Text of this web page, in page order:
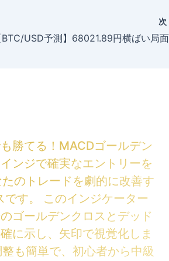
次
も勝てる！MACDゴールデン
ンジで確実なエントリーを
のトレードを劇的に改善す
です。 このインジケーター
ゴールデンクロスとデッド
に示し、矢印で視覚化しま
も簡単で、初心者から中級